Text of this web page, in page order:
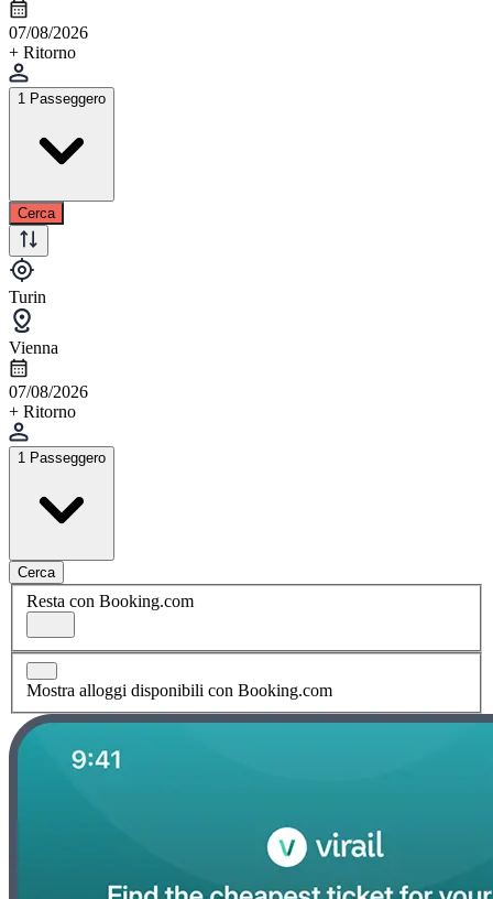
07/08/2026
+ Ritorno
1 Passeggero
Cerca
Turin
Vienna
07/08/2026
+ Ritorno
1 Passeggero
Cerca
Resta con Booking.com
Mostra alloggi disponibili con Booking.com